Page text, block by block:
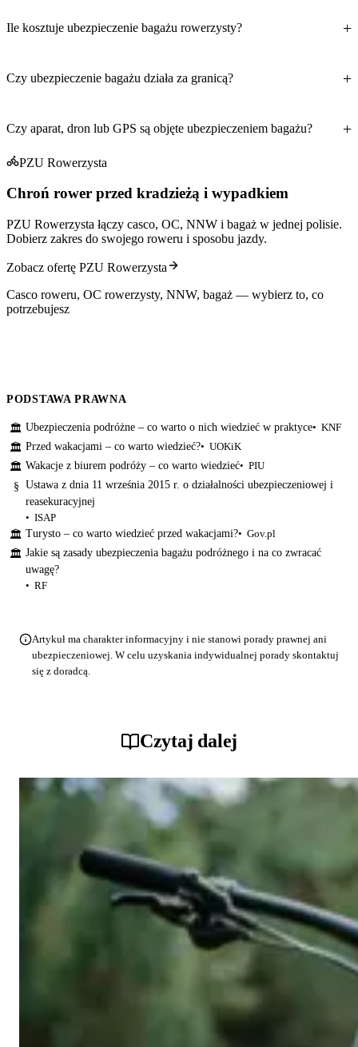
Ile kosztuje ubezpieczenie bagażu rowerzysty?
Czy ubezpieczenie bagażu działa za granicą?
Czy aparat, dron lub GPS są objęte ubezpieczeniem bagażu?
PZU Rowerzysta
Chroń rower przed kradzieżą i wypadkiem
PZU Rowerzysta łączy casco, OC, NNW i bagaż w jednej polisie.
Dobierz zakres do swojego roweru i sposobu jazdy.
Zobacz ofertę PZU Rowerzysta
Casco roweru, OC rowerzysty, NNW, bagaż — wybierz to, co
potrzebujesz
PODSTAWA PRAWNA
🏛 Ubezpieczenia podróżne – co warto o nich wiedzieć w praktyce
KNF
🏛 Przed wakacjami – co warto wiedzieć?
UOKiK
🏛 Wakacje z biurem podróży – co warto wiedzieć
PIU
§ Ustawa z dnia 11 września 2015 r. o działalności ubezpieczeniowej i
reasekuracyjnej
ISAP
🏛 Turysto – co warto wiedzieć przed wakacjami?
Gov.pl
🏛 Jakie są zasady ubezpieczenia bagażu podróżnego i na co zwracać
uwagę?
RF
Artykuł ma charakter informacyjny i nie stanowi porady prawnej ani
ubezpieczeniowej. W celu uzyskania indywidualnej porady skontaktuj
się z doradcą.
Czytaj dalej